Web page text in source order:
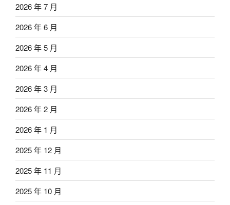
2026 年 7 月
2026 年 6 月
2026 年 5 月
2026 年 4 月
2026 年 3 月
2026 年 2 月
2026 年 1 月
2025 年 12 月
2025 年 11 月
2025 年 10 月